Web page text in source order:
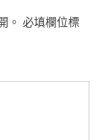
。 必填欄位標